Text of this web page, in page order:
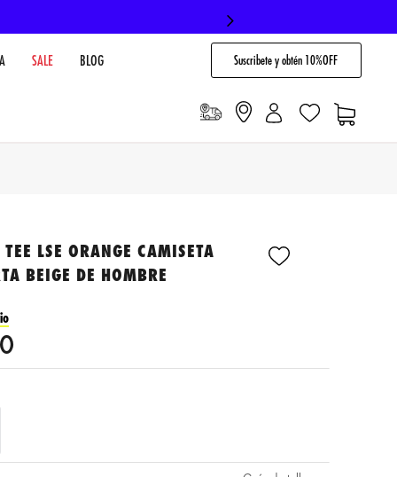
SALE BLOG Suscribete y obtén 10%OFF
LSE ORANGE CAMISETA
BEIGE DE HOMBRE